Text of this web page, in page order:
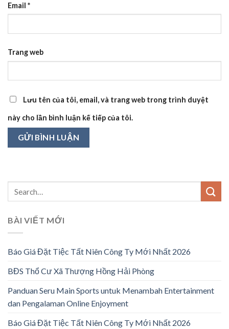
Email *
Trang web
Lưu tên của tôi, email, và trang web trong trình duyệt
này cho lần bình luận kế tiếp của tôi.
BÀI VIẾT MỚI
Báo Giá Đặt Tiệc Tất Niên Công Ty Mới Nhất 2026
BĐS Thổ Cư Xã Thượng Hồng Hải Phòng
Panduan Seru Main Sports untuk Menambah Entertainment
dan Pengalaman Online Enjoyment
Báo Giá Đặt Tiệc Tất Niên Công Ty Mới Nhất 2026